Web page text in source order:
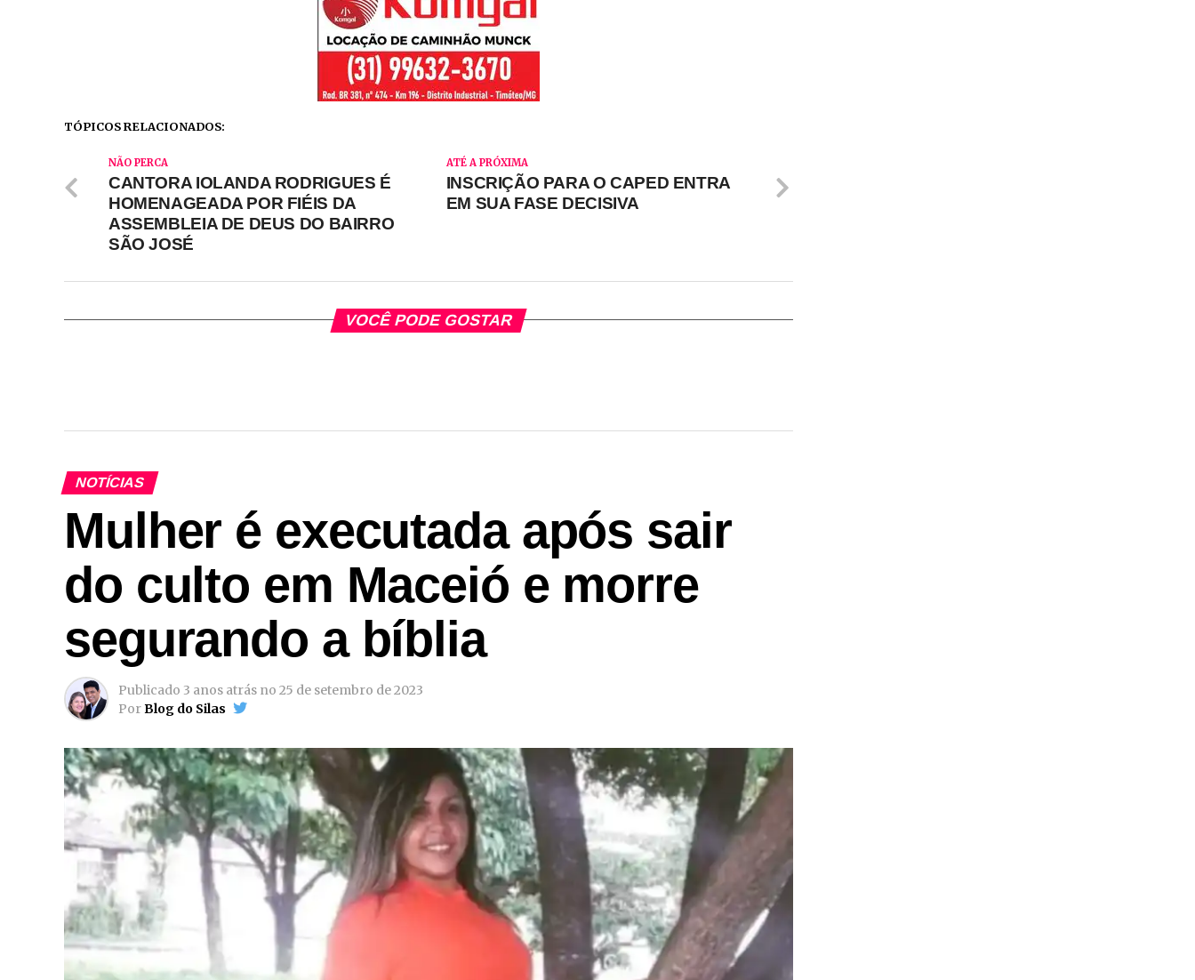
TÓPICOS RELACIONADOS:
ATÉ A PRÓXIMA
INSCRIÇÃO PARA O CAPED ENTRA
EM SUA FASE DECISIVA
NÃO PERCA
CANTORA IOLANDA RODRIGUES É
HOMENAGEADA POR FIÉIS DA
ASSEMBLEIA DE DEUS DO BAIRRO
SÃO JOSÉ
VOCÊ PODE GOSTAR
NOTÍCIAS
Mulher é executada após sair
do culto em Maceió e morre
segurando a bíblia
Publicado 3 anos atrás no 25 de setembro de 2023
PorBlog do Silas